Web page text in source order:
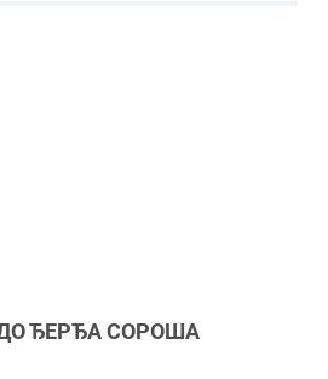
ЂЕРЂА СОРОША